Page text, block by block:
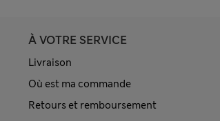
À VOTRE SERVICE
Livraison
Où est ma commande
Retours et remboursement